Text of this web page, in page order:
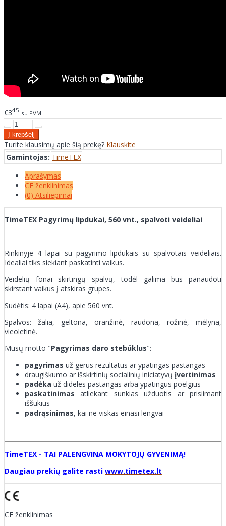
€345 su PVM
Turite klausimų apie šią prekę? Klauskite
Gamintojas: TimeTEX
Aprašymas
CE ženklinimas
(0) Atsiliepimai
TimeTEX Pagyrimų lipdukai, 560 vnt., spalvoti veideliai
Rinkinyje 4 lapai su pagyrimo lipdukais su spalvotais veideliais.
Idealiai tiks siekiant paskatinti vaikus.
Veidelių fonai skirtingų spalvų, todėl galima bus panaudoti
skirstant vaikus į atskiras grupes.
Sudėtis: 4 lapai (A4), apie 560 vnt.
Spalvos: žalia, geltona, oranžinė, raudona, rožinė, mėlyna,
vieoletinė.
Mūsų motto "Pagyrimas daro stebūklus":
pagyrimas už gerus rezultatus ar ypatingas pastangas
draugiškumo ar išskirtinių socialinių iniciatyvų įvertinimas
padėka už dideles pastangas arba ypatingus poelgius
paskatinimas atliekant sunkias užduotis ar prisiimant
iššūkius
padrąsinimas, kai ne viskas einasi lengvai
TimeTEX - TAI PALENGVINA MOKYTOJŲ GYVENIMĄ!
Daugiau prekių galite rasti www.timetex.lt
CE ženklinimas